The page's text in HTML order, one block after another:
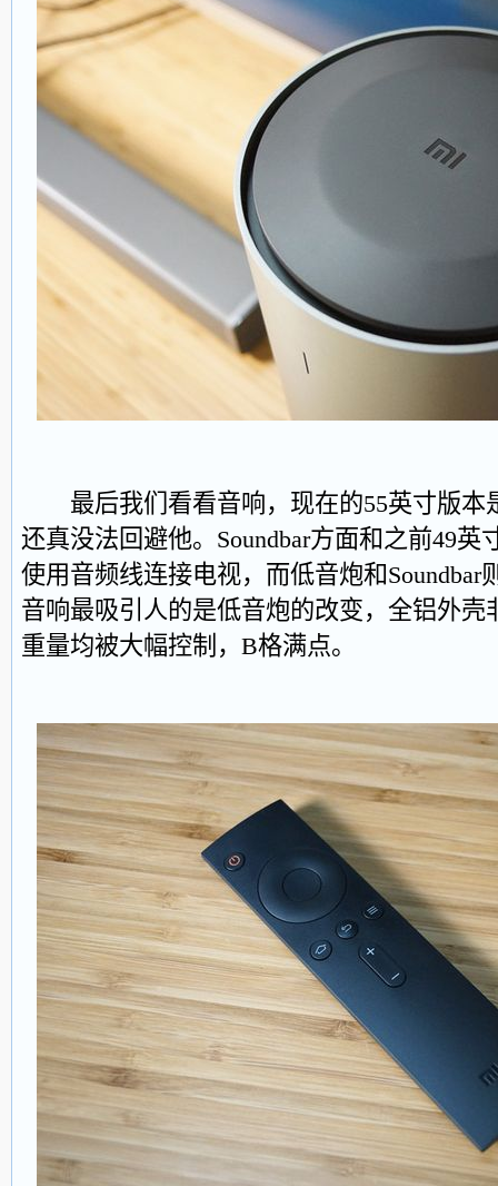
最后我们看看音响，现在的55英寸版本
还真没法回避他。Soundbar方面和之前49英
使用音频线连接电视，而低音炮和Soundbar
音响最吸引人的是低音炮的改变，全铝外壳
重量均被大幅控制，B格满点。